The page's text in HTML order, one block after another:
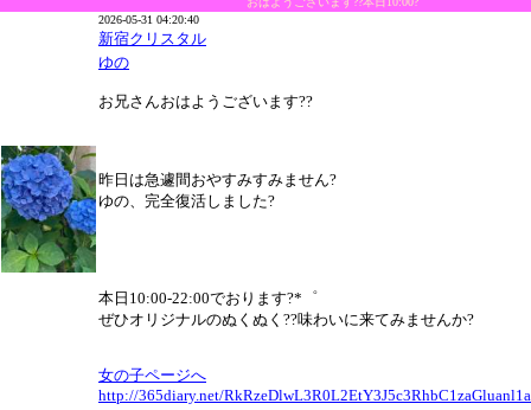
2026-05-31 04:20:40
新宿クリスタル
ゆの
お兄さんおはようございます??
昨日は急遽間おやすみすみません?
ゆの、完全復活しました?
本日10:00-22:00でおります?*゜
ぜひオリジナルのぬくぬく??味わいに来てみませんか?
女の子ページへ
http://365diary.net/